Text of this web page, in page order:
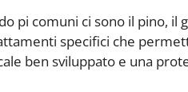
pi comuni ci sono il pino, il
specifici che
ben sviluppato e una